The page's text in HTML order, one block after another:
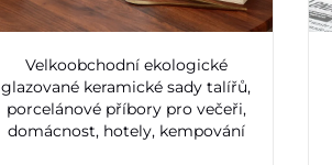
Velkoobchodní ekologické
glazované keramické sady talířů,
porcelánové příbory pro večeři,
domácnost, hotely, kempování